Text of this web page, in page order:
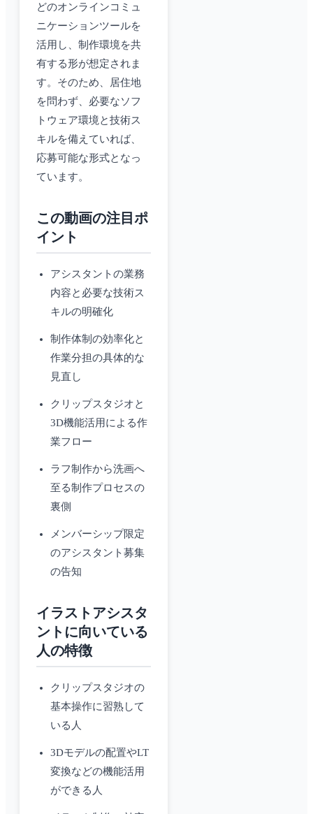
どのオンラインコミュ
ニケーションツールを
活用し、制作環境を共
有する形が想定されま
す。そのため、居住地
を問わず、必要なソフ
トウェア環境と技術ス
キルを備えていれば、
応募可能な形式となっ
ています。
この動画の注目ポ
イント
アシスタントの業務
内容と必要な技術ス
キルの明確化
制作体制の効率化と
作業分担の具体的な
見直し
クリップスタジオと
3D機能活用による作
業フロー
ラフ制作から洗画へ
至る制作プロセスの
裏側
メンバーシップ限定
のアシスタント募集
の告知
イラストアシスタ
ントに向いている
人の特徴
クリップスタジオの
基本操作に習熟して
いる人
3Dモデルの配置やLT
変換などの機能活用
ができる人